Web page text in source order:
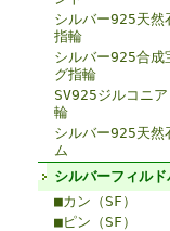
シルバー925天然
指輪
シルバー925合成
グ指輪
SV925ジルコニ
輪
シルバー925天然
ム
シルバーフィルド
■カン（SF）
■ピン（SF）